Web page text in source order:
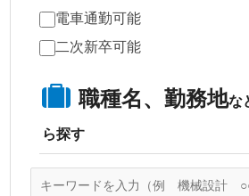
電車通勤可能
二次新卒可能
職種名、勤務地な
ら探す